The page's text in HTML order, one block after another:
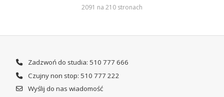
2091 na 210 stronach
Zadzwoń do studia: 510 777 666
Czujny non stop: 510 777 222
Wyślij do nas wiadomość